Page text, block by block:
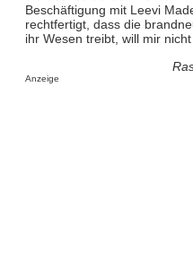
Beschäftigung mit Leevi
rechtfertigt, dass die
ihr Wesen treibt, will mir
Anzeige